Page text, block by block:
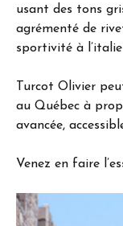
usant des tons
agrémenté de
sportivité à
Turcot Olivier
au Québec à
avancée,
Venez en faire